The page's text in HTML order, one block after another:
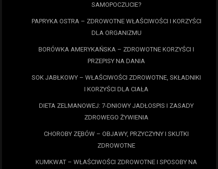
SAMOPOCZUCIE?
PAPRYKA OSTRA – ZDROWOTNE WŁAŚCIWOŚCI I KORZYŚCI
DLA ORGANIZMU
BORÓWKA AMERYKAŃSKA – ZDROWOTNE KORZYŚCI I
PRZEPISY NA DANIA
SOK JABŁKOWY – WŁAŚCIWOŚCI ZDROWOTNE, SKŁADNIKI
I KORZYŚCI DLA CIAŁA
DIETA ZELMANOWEJ: 7-DNIOWY JADŁOSPIS I ZASADY
ZDROWEGO ŻYWIENIA
CHOROBY ZĘBÓW – OBJAWY, PRZYCZYNY I SKUTKI
ZDROWOTNE
KUMKWAT – WŁAŚCIWOŚCI ZDROWOTNE I SPOSOBY NA